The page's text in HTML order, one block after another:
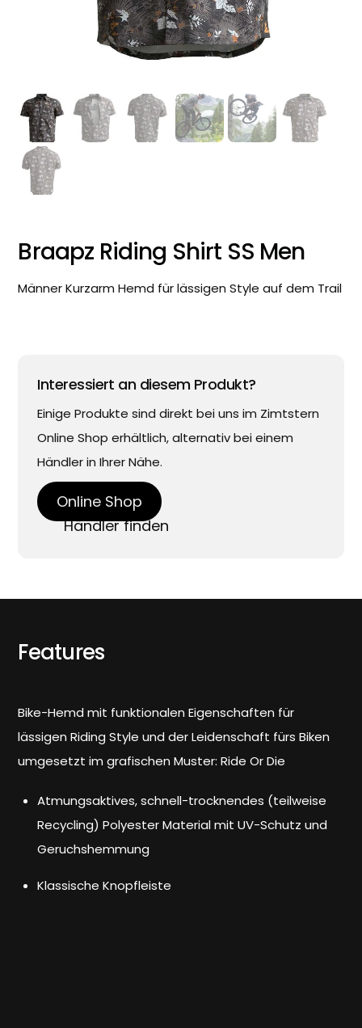
Braapz Riding Shirt SS Men
Männer Kurzarm Hemd für lässigen Style auf dem Trail
Interessiert an diesem Produkt?
Einige Produkte sind direkt bei uns im Zimtstern
Online Shop erhältlich, alternativ bei einem
Händler in Ihrer Nähe.
Online Shop
Händler finden
Features
Bike-Hemd mit funktionalen Eigenschaften für
lässigen Riding Style und der Leidenschaft fürs Biken
umgesetzt im grafischen Muster: Ride Or Die
Atmungsaktives, schnell-trocknendes (teilweise
Recycling) Polyester Material mit UV-Schutz und
Geruchshemmung
Klassische Knopfleiste